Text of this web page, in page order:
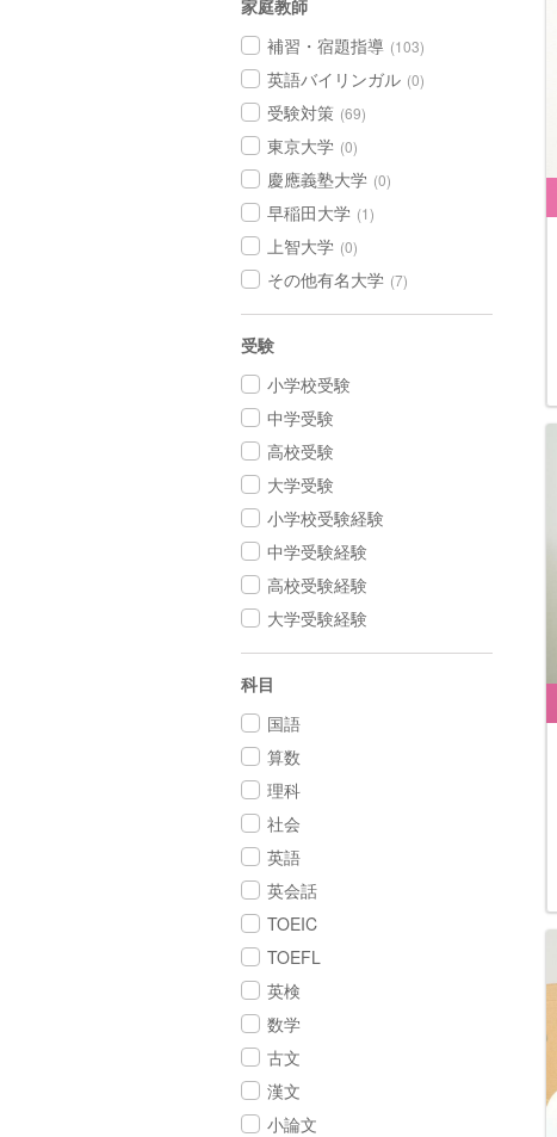
家庭教師
補習・宿題指導 (103)
英語バイリンガル (0)
受験対策 (69)
東京大学 (0)
慶應義塾大学 (0)
早稲田大学 (1)
上智大学 (0)
その他有名大学 (7)
受験
小学校受験
中学受験
高校受験
大学受験
小学校受験経験
中学受験経験
高校受験経験
大学受験経験
科目
国語
算数
理科
社会
英語
英会話
TOEIC
TOEFL
英検
数学
古文
漢文
小論文